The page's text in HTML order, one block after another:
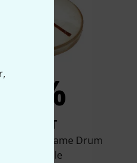
3%
KÖPT
16" Frame Drum
Tuneable